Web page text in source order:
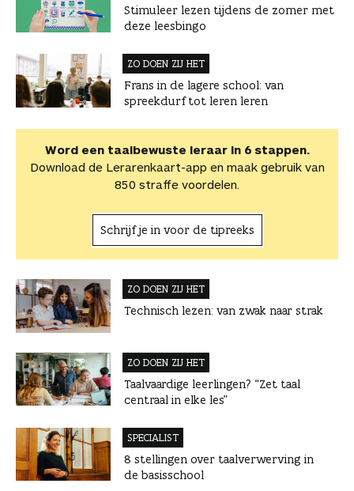
Stimuleer lezen tijdens de zomer met
deze leesbingo
ZO DOEN ZIJ HET
Frans in de lagere school: van
spreekdurf tot leren leren
Word een taalbewuste leraar in 6 stappen.
Download de Lerarenkaart-app en maak gebruik van
850 straffe voordelen.
Schrijf je in voor de tipreeks
ZO DOEN ZIJ HET
Technisch lezen: van zwak naar strak
ZO DOEN ZIJ HET
Taalvaardige leerlingen? “Zet taal
centraal in elke les”
SPECIALIST
8 stellingen over taalverwerving in
de basisschool